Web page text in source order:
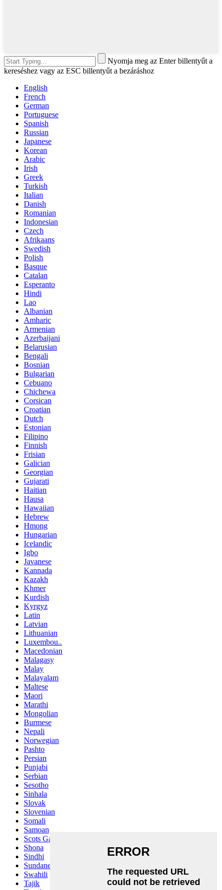
Nyomja meg az Enter billentyűt a
kereséshez vagy az ESC billentyűt a bezáráshoz
English
French
German
Portuguese
Spanish
Russian
Japanese
Korean
Arabic
Irish
Greek
Turkish
Italian
Danish
Romanian
Indonesian
Czech
Afrikaans
Swedish
Polish
Basque
Catalan
Esperanto
Hindi
Lao
Albanian
Amharic
Armenian
Azerbaijani
Belarusian
Bengali
Bosnian
Bulgarian
Cebuano
Chichewa
Corsican
Croatian
Dutch
Estonian
Filipino
Finnish
Frisian
Galician
Georgian
Gujarati
Haitian
Hausa
Hawaiian
Hebrew
Hmong
Hungarian
Icelandic
Igbo
Javanese
Kannada
Kazakh
Khmer
Kurdish
Kyrgyz
Latin
Latvian
Lithuanian
Luxembou..
Macedonian
Malagasy
Malay
Malayalam
Maltese
Maori
Marathi
Mongolian
Burmese
Nepali
Norwegian
Pashto
Persian
Punjabi
Serbian
Sesotho
Sinhala
Slovak
Slovenian
Somali
Samoan
Scots Gaelic
Shona
Sindhi
Sundanese
Swahili
Tajik